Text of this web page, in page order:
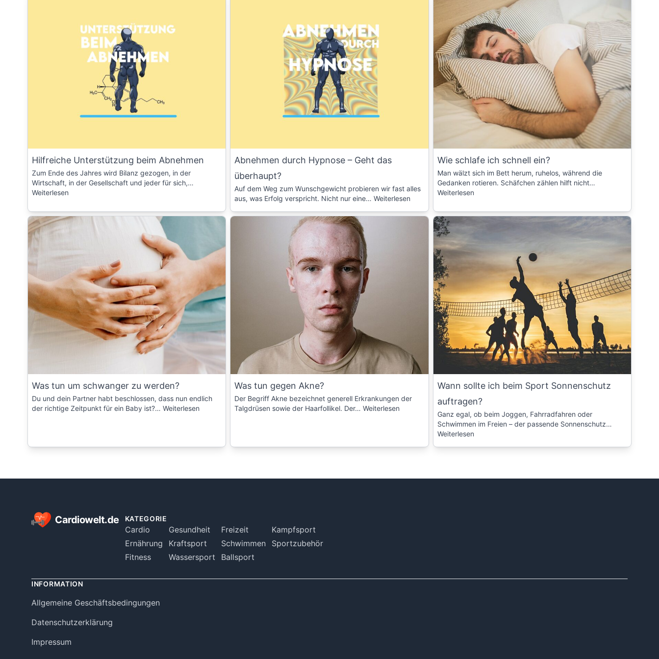
Hilfreiche Unterstützung beim Abnehmen
Zum Ende des Jahres wird Bilanz gezogen, in der
Wirtschaft, in der Gesellschaft und jeder für sich,…
Weiterlesen
Abnehmen durch Hypnose – Geht das
überhaupt?
Auf dem Weg zum Wunschgewicht probieren wir fast alles
aus, was Erfolg verspricht. Nicht nur eine…Weiterlesen
Wie schlafe ich schnell ein?
Man wälzt sich im Bett herum, ruhelos, während die
Gedanken rotieren. Schäfchen zählen hilft nicht…
Weiterlesen
Was tun um schwanger zu werden?
Du und dein Partner habt beschlossen, dass nun endlich
der richtige Zeitpunkt für ein Baby ist?… Weiterlesen
Was tun gegen Akne?
Der Begriff Akne bezeichnet generell Erkrankungen der
Talgdrüsen sowie der Haarfollikel. Der…Weiterlesen
Wann sollte ich beim Sport Sonnenschutz
auftragen?
Ganz egal, ob beim Joggen, Fahrradfahren oder
Schwimmen im Freien – der passende Sonnenschutz…
Weiterlesen
Cardiowelt.de KATEGORIE
Cardio
Ernährung
Fitness
Gesundheit
Kraftsport
Wassersport
Freizeit
Schwimmen
Ballsport
Kampfsport
Sportzubehör
INFORMATION
Allgemeine Geschäftsbedingungen
Datenschutzerklärung
Impressum